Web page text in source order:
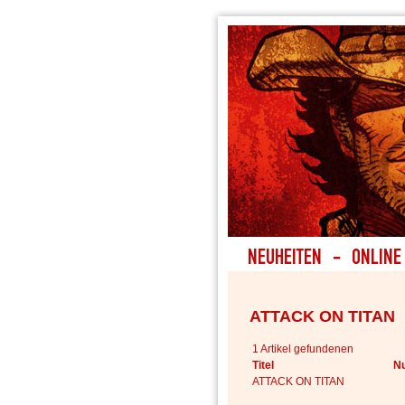
ATTACK ON TITAN
1 Artikel gefundenen
Titel
ATTACK ON TITAN